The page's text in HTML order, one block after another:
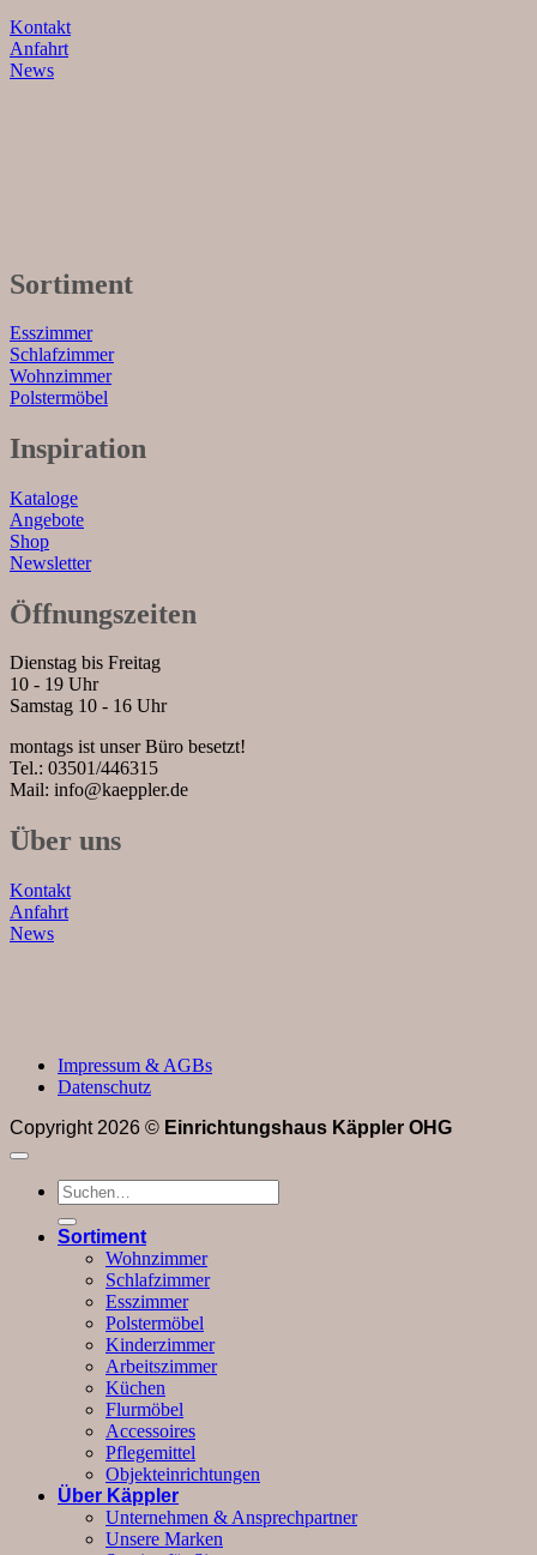
Kontakt
Anfahrt
News
Sortiment
Esszimmer
Schlafzimmer
Wohnzimmer
Polstermöbel
Inspiration
Kataloge
Angebote
Shop
Newsletter
Öffnungszeiten
Dienstag bis Freitag
10 - 19 Uhr
Samstag 10 - 16 Uhr
montags ist unser Büro besetzt!
Tel.: 03501/446315
Mail: info@kaeppler.de
Über uns
Kontakt
Anfahrt
News
Impressum & AGBs
Datenschutz
Copyright 2026 © Einrichtungshaus Käppler OHG
Suchen
nach:
Sortiment
Wohnzimmer
Schlafzimmer
Esszimmer
Polstermöbel
Kinderzimmer
Arbeitszimmer
Küchen
Flurmöbel
Accessoires
Pflegemittel
Objekteinrichtungen
Über Käppler
Unternehmen & Ansprechpartner
Unsere Marken